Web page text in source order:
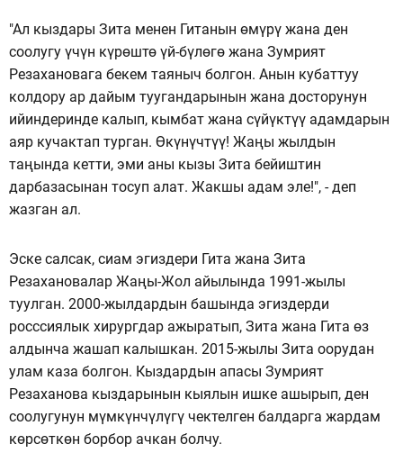
"Ал кыздары Зита менен Гитанын өмүрү жана ден
соолугу үчүн күрөштө үй-бүлөгө жана Зумрият
Резахановага бекем таяныч болгон. Анын кубаттуу
колдору ар дайым туугандарынын жана досторунун
ийиндеринде калып, кымбат жана сүйүктүү адамдарын
аяр кучактап турган. Өкүнүчтүү! Жаңы жылдын
таңында кетти, эми аны кызы Зита бейиштин
дарбазасынан тосуп алат. Жакшы адам эле!", - деп
жазган ал.
Эске салсак, сиам эгиздери Гита жана Зита
Резахановалар Жаңы-Жол айылында 1991-жылы
туулган. 2000-жылдардын башында эгиздерди
росссиялык хирургдар ажыратып, Зита жана Гита өз
алдынча жашап калышкан. 2015-жылы Зита оорудан
улам каза болгон. Кыздардын апасы Зумрият
Резаханова кыздарынын кыялын ишке ашырып, ден
соолугунун мүмкүнчүлүгү чектелген балдарга жардам
көрсөткөн борбор ачкан болчу.